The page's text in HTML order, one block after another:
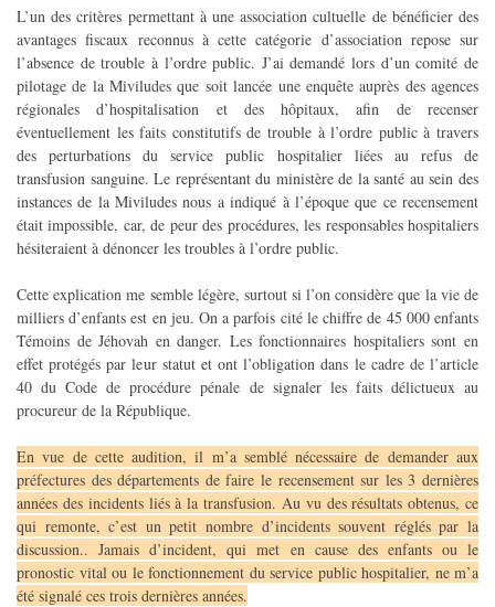
L’un des critères permettant à une association cultuelle de bénéficier des
avantages fiscaux reconnus à cette catégorie d’association repose sur
l’absence de trouble à l’ordre public. J’ai demandé lors d’un comité de
pilotage de la Miviludes que soit lancée une enquête auprès des agences
régionales d’hospitalisation et des hôpitaux, afin de recenser
éventuellement les faits constitutifs de trouble à l’ordre public à travers
des perturbations du service public hospitalier liées au refus de
transfusion sanguine. Le représentant du ministère de la santé au sein des
instances de la Miviludes nous a indiqué à l’époque que ce recensement
était impossible, car, de peur des procédures, les responsables hospitaliers
hésiteraient à dénoncer les troubles à l’ordre public.
Cette explication me semble légère, surtout si l’on considère que la vie de
milliers d’enfants est en jeu. On a parfois cité le chiffre de 45 000 enfants
Témoins de Jéhovah en danger. Les fonctionnaires hospitaliers sont en
effet protégés par leur statut et ont l’obligation dans le cadre de l’article
40 du Code de procédure pénale de signaler les faits délictueux au
procureur de la République.
En vue de cette audition, il m’a semblé nécessaire de demander aux
préfectures des départements de faire le recensement sur les 3 dernières
années des incidents liés à la transfusion. Au vu des résultats obtenus, ce
qui remonte, c’est un petit nombre d’incidents souvent réglés par la
discussion.. Jamais d’incident, qui met en cause des enfants ou le
pronostic vital ou le fonctionnement du service public hospitalier, ne m’a
été signalé ces trois dernières années.